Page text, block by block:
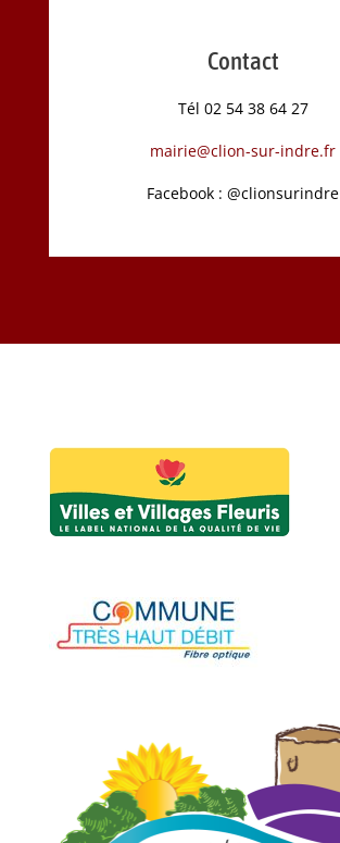
Contact
Tél 02 54 38 64 27
mairie@clion-sur-indre.fr
Facebook : @clionsurindre